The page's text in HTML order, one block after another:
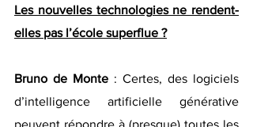
Les nouvelles technologies ne rendent-
elles pas l’école superflue ?
Bruno de Monte : Certes, des logiciels
d’intelligence artificielle générative
peuvent répondre à (presque) toutes les